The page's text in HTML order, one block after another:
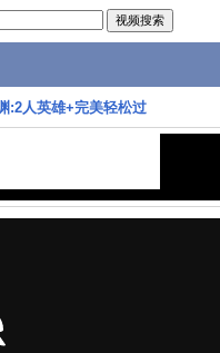
:2人英雄+完美轻松过